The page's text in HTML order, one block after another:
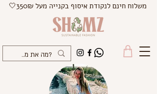
משלוח חינם לנקודת איסוף בקנייה מעל 350₪🤍